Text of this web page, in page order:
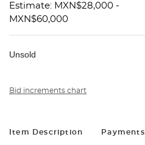
Estimate: MXN$28,000 -
MXN$60,000
Unsold
Bid increments chart
Item Description Payments